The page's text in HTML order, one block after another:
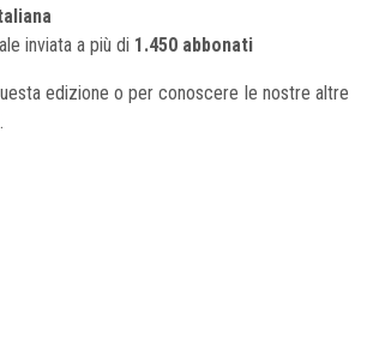
inviata a più di 1.450 abbonati
edizione o per conoscere le nostre altre